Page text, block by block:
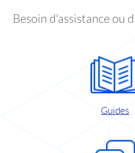
Besoin d'assistance ou
Guides